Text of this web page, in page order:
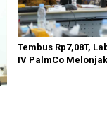
Tembus Rp7,08T,
IV PalmCo